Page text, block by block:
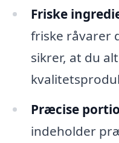
Friske
friske råvarer
sikrer, at du
Præcise
indeholder